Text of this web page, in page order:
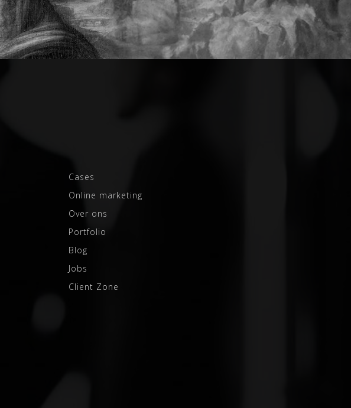
Cases
Online marketing
Over ons
Portfolio
Blog
Jobs
Client Zone